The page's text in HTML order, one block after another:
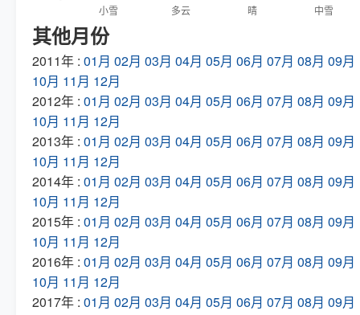
其他月份
2011年 : 01月 02月 03月 04月 05月 06月 07月 08月 09月
10月 11月 12月
2012年 : 01月 02月 03月 04月 05月 06月 07月 08月 09月
10月 11月 12月
2013年 : 01月 02月 03月 04月 05月 06月 07月 08月 09月
10月 11月 12月
2014年 : 01月 02月 03月 04月 05月 06月 07月 08月 09月
10月 11月 12月
2015年 : 01月 02月 03月 04月 05月 06月 07月 08月 09月
10月 11月 12月
2016年 : 01月 02月 03月 04月 05月 06月 07月 08月 09月
10月 11月 12月
2017年 : 01月 02月 03月 04月 05月 06月 07月 08月 09月